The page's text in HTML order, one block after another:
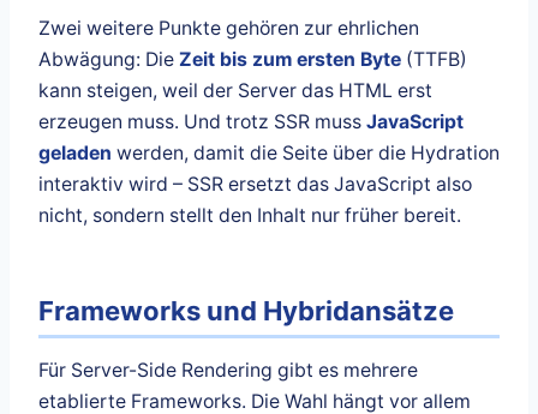
Zwei weitere Punkte gehören zur ehrlichen
Abwägung: Die Zeit bis zum ersten Byte (TTFB)
kann steigen, weil der Server das HTML erst
erzeugen muss. Und trotz SSR muss JavaScript
geladen werden, damit die Seite über die Hydration
interaktiv wird – SSR ersetzt das JavaScript also
nicht, sondern stellt den Inhalt nur früher bereit.
Frameworks und Hybridansätze
Für Server-Side Rendering gibt es mehrere
etablierte Frameworks. Die Wahl hängt vor allem